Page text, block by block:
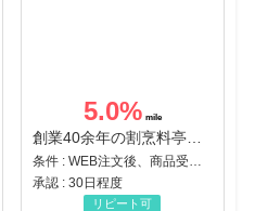
5.0%
承認 : 30日程度
リピート可